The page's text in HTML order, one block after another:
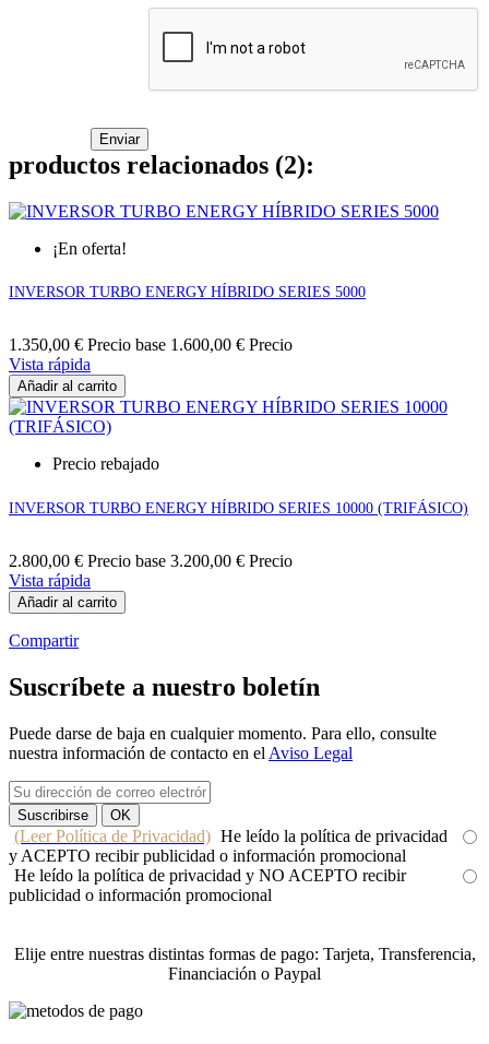
productos relacionados (2):
¡En oferta!
INVERSOR TURBO ENERGY HÍBRIDO SERIES 5000
1.350,00 € Precio base 1.600,00 € Precio
Vista rápida
Añadir al carrito
Precio rebajado
INVERSOR TURBO ENERGY HÍBRIDO SERIES 10000 (TRIFÁSICO)
2.800,00 € Precio base 3.200,00 € Precio
Vista rápida
Añadir al carrito
Compartir
Suscríbete a nuestro boletín
Puede darse de baja en cualquier momento. Para ello, consulte
nuestra información de contacto en el Aviso Legal
(Leer Política de Privacidad) He leído la política de privacidad
y ACEPTO recibir publicidad o información promocional
He leído la política de privacidad y NO ACEPTO recibir
publicidad o información promocional
Elije entre nuestras distintas formas de pago: Tarjeta, Transferencia,
Financiación o Paypal